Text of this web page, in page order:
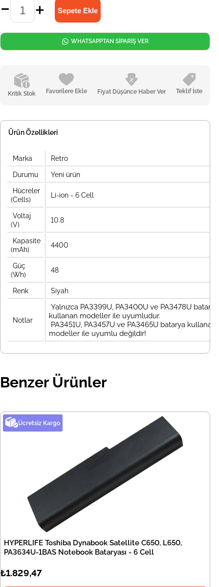
Kritik Stok Favorilere Ekle Fiyat Düşünce Haber Ver Teklif İste
WHATSAPPTAN SİPARİŞ VER
Ürün Özellikleri
Marka Retro
Durumu Yeni ürün
Hücreler
(Cells)
Li-ion - 6 Cell
Voltaj
(V)
10.8
Kapasite
(mAh)
4400
Güç
(Wh)
48
Renk Siyah
Notlar
Yalnızca PA3399U, PA3400U ve PA3478U batarya
kullanan modeller ile uyumludur.
PA3451U, PA3457U ve PA3465U batarya kullanan
modeller ile uyumlu değildir!
Benzer Ürünler
Ücretsiz Kargo
HYPERLIFE Toshiba Dynabook Satellite C650, L650,
PA3634U-1BAS Notebook Bataryası - 6 Cell
₺1.829,47